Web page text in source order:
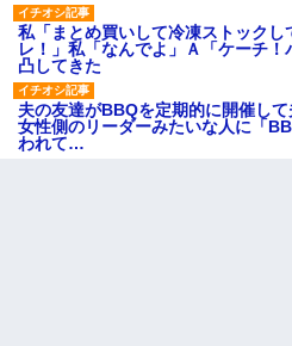
私「まとめ買いして冷凍ストックし
レ！」私「なんでよ」Ａ「ケーチ
凸してきた
夫の友達がBBQを定期的に開催して
女性側のリーダーみたいな人に「
われて…